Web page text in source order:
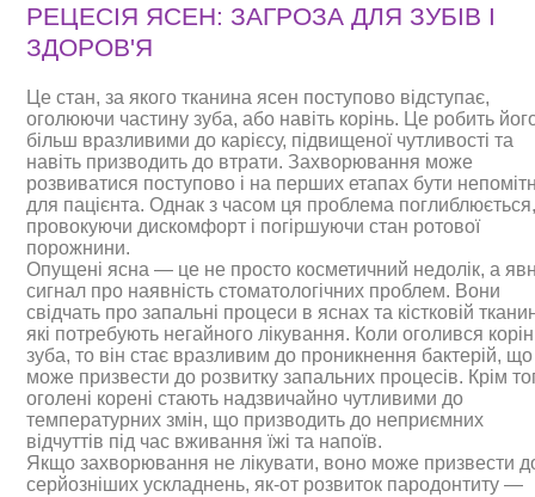
РЕЦЕСІЯ ЯСЕН: ЗАГРОЗА ДЛЯ ЗУБІВ І
ЗДОРОВ'Я
Це стан, за якого тканина ясен поступово відступає,
оголюючи частину зуба, або навіть корінь. Це робить
більш вразливими до карієсу, підвищеної чутливості та
навіть призводить до втрати. Захворювання може
розвиватися поступово і на перших етапах бути
для пацієнта. Однак з часом ця проблема
провокуючи дискомфорт і погіршуючи стан ротової
порожнини.
Опущені ясна — це не просто косметичний недолік, а
сигнал про наявність стоматологічних проблем. Вони
свідчать про запальні процеси в яснах та кістковій
які потребують негайного лікування. Коли оголився
зуба, то він стає вразливим до проникнення бактерій, що
може призвести до розвитку запальних процесів. Крім
оголені корені стають надзвичайно чутливими до
температурних змін, що призводить до неприємних
відчуттів під час вживання їжі та напоїв.
Якщо захворювання не лікувати, воно може призвести
серйозніших ускладнень, як-от розвиток пародонтиту —